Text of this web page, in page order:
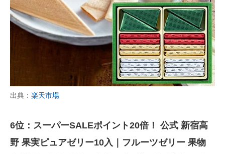
出典： 楽天市場
6位：スーパーSALEポイント20倍！ 公式 新宿高
野 果実ピュアゼリー10入｜フルーツゼリー 果物